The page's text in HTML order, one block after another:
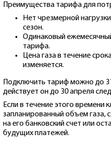
Преимущества тарифа для
Нет чрезмерной
сезон.
Одинаковый
тарифа.
Цена газа в течение
изменяется.
Подключить тариф можно до
действует он до 30 апреля
Если в течение этого времени
запланированный объем газа,
на его банковский счет или
будущих платежей.